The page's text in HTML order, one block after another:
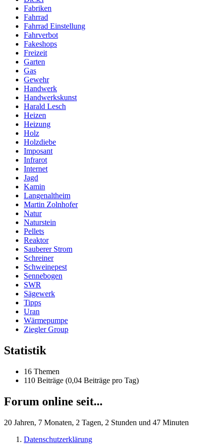
Fabriken
Fahrrad
Fahrrad Einstellung
Fahrverbot
Fakeshops
Freizeit
Garten
Gas
Gewehr
Handwerk
Handwerkskunst
Harald Lesch
Heizen
Heizung
Holz
Holzdiebe
Imposant
Infrarot
Internet
Jagd
Kamin
Langenaltheim
Martin Zolnhofer
Natur
Naturstein
Pellets
Reaktor
Sauberer Strom
Schreiner
Schweinepest
Sennebogen
SWR
Sägewerk
Tipps
Uran
Wärmepumpe
Ziegler Group
Statistik
16 Themen
110 Beiträge (0,04 Beiträge pro Tag)
Forum online seit...
20 Jahren, 7 Monaten, 2 Tagen, 2 Stunden und 47 Minuten
Datenschutzerklärung